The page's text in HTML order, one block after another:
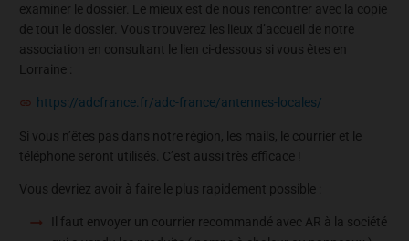
examiner le dossier. Le mieux est de nous rencontrer avec la copie
de tout le dossier. Vous trouverez les lieux d’accueil de notre
association en consultant le lien ci-dessous si vous êtes en
Lorraine :
https://adcfrance.fr/adc-france/antennes-locales/
Si vous n’êtes pas dans notre région, les mails, le courrier et le
téléphone seront utilisés. C’est aussi très efficace !
Vous devriez avoir à faire le plus rapidement possible :
Il faut envoyer un courrier recommandé avec AR à la société